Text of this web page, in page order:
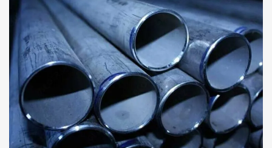
Отзывы
Контакты